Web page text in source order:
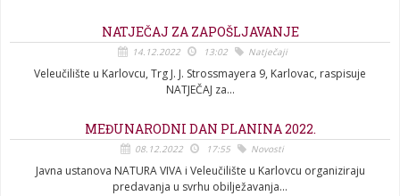
NATJEČAJ ZA ZAPOŠLJAVANJE
14.12.2022 13:02 Natječaji
Veleučilište u Karlovcu, Trg J. J. Strossmayera 9, Karlovac, raspisuje
NATJEČAJ za...
MEĐUNARODNI DAN PLANINA 2022.
08.12.2022 17:55 Novosti
Javna ustanova NATURA VIVA i Veleučilište u Karlovcu organiziraju
predavanja u svrhu obilježavanja...